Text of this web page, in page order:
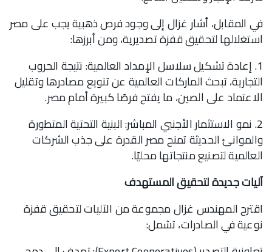
في المقابل، أشار غزال إلى وجود فرص ذهبية يجب على مصر
استغلالها لتحقيق قفزة تصديرية، ومن أبرزها:
1. إعادة تشكيل سلاسل الإمداد العالمية: نتيجة الحروب
التجارية، تبحث الماركات العالمية عن تنويع مصادرها وتقليل
الاعتماد على الصين، ما يفتح فرصًا كبيرة أمام مصر.
2. نمو الاستثمار الأجنبي المباشر: البنية التحتية المتطورة
والموانئ الحديثة تمنح مصر القدرة على جذب الشركات
العالمية لتصنيع منتجاتها محليًا.
آليات جديدة لتحقيق المستهدف
اقترح المهندس غزال مجموعة من الآليات لتحقيق قفزة
نوعية في الصادرات، تشمل: